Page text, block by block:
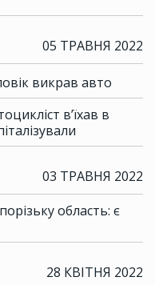
05 ТРАВНЯ 2022
викрав авто
в’їхав в
03 ТРАВНЯ 2022
область: є
28 КВІТНЯ 2022